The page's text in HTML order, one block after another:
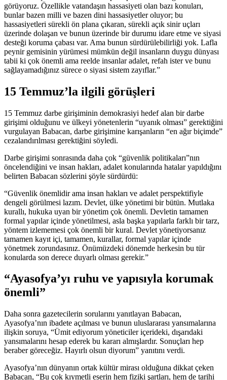
görüyoruz. Özellikle vatandaşın hassasiyeti olan bazı konuları,
bunlar bazen milli ve bazen dini hassasiyetler oluyor; bu
hassasiyetleri sürekli ön plana çıkaran, sürekli açık sinir uçları
üzerinde dolaşan ve bunun üzerinde bir durumu idare etme ve siyasi
desteği koruma çabası var. Ama bunun sürdürülebilirliği yok. Lafla
peynir gemisinin yürümesi mümkün değil insanların duygu dünyası
tabii ki çok önemli ama reelde insanlar adalet, refah ister ve bunu
sağlayamadığınız sürece o siyasi sistem zayıflar.”
15 Temmuz’la ilgili görüşleri
15 Temmuz darbe girişiminin demokrasiyi hedef alan bir darbe
girişimi olduğunu ve ülkeyi yönetenlerin “uyanık olması” gerektiğini
vurgulayan Babacan, darbe girişimine karışanların “en ağır biçimde”
cezalandırılması gerektiğini söyledi.
Darbe girişimi sonrasında daha çok “güvenlik politikaları”nın
öncelendiğini ve insan hakları, adalet konularında hatalar yapıldığını
belirten Babacan sözlerini şöyle sürdürdü:
“Güvenlik önemlidir ama insan hakları ve adalet perspektifiyle
dengeli görülmesi lazım. Devlet, ülke yönetimi bir bütün. Mutlaka
kurallı, hukuka uyan bir yönetim çok önemli. Devletin tamamen
formal yapılar içinde yönetilmesi, asla başka yapılarla farklı bir tarz,
yöntem izlememesi çok önemli bir kural. Devlet yönetiyorsanız
tamamen kayıt içi, tamamen, kurallar, formal yapılar içinde
yönetmek zorundasınız. Önümüzdeki dönemde herkesin bu tür
konularda son derece duyarlı olması gerekir.”
“Ayasofya’yı ruhu ve yapısıyla korumak
önemli”
Daha sonra gazetecilerin sorularını yanıtlayan Babacan,
Ayasofya’nın ibadete açılması ve bunun uluslararası yansımalarına
ilişkin soruya, “Ümit ediyorum yöneticiler içerideki, dışarıdaki
yansımalarını hesap ederek bu kararı almışlardır. Sonuçları hep
beraber göreceğiz. Hayırlı olsun diyorum” yanıtını verdi.
Ayasofya’nın dünyanın ortak kültür mirası olduğuna dikkat çeken
Babacan, “Bu çok kıymetli eserin hem fiziki şartları, hem de tarihi